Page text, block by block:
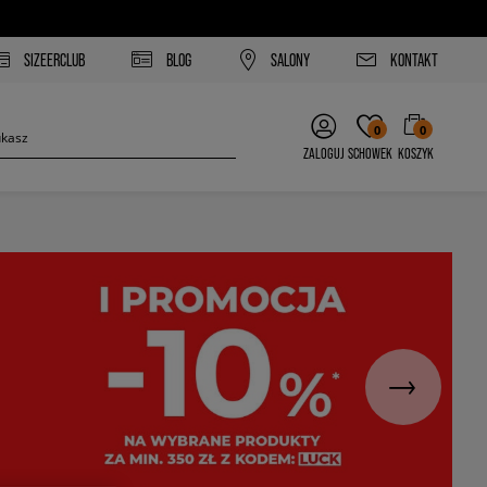
SIZEERCLUB BLOG SALONY KONTAKT
ZALOGUJ
0
SCHOWEK
0
KOSZYK